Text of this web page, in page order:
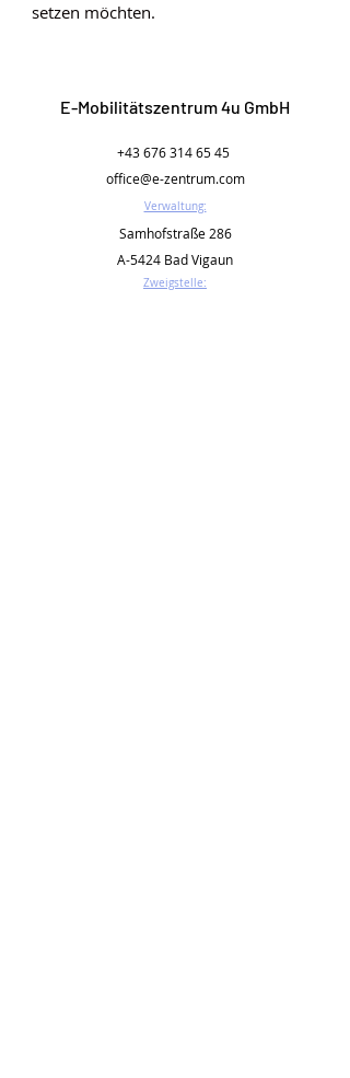
setzen möchten.
E-Mobilitätszentrum 4u GmbH
+43 676 314 65 45
office@e-zentrum.com
Verwaltung:
Samhofstraße 286
A-5424 Bad Vigaun
Zweigstelle: